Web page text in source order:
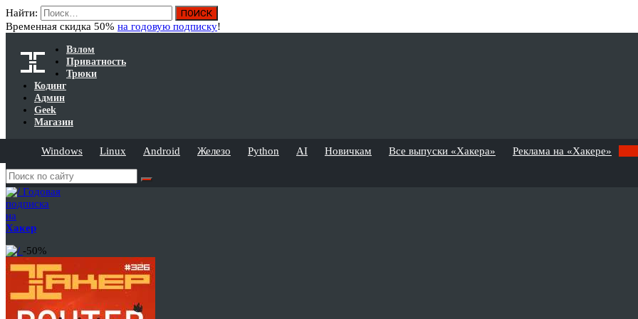
Найти:
Временная скидка 50% на годовую подписку!
Взлом
Приватность
Трюки
Кодинг
Админ
Geek
Магазин
Windows Linux Android Железо Python AI Новичкам Все выпуски «Хакера» Реклама на «Хакере»
Годовая
подписка
на
Хакер
-50%